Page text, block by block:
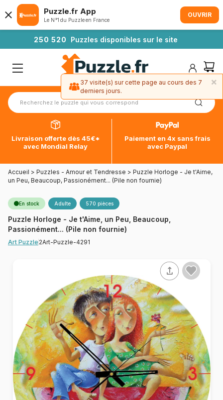
250 520 Puzzles disponibles sur le site
Livraison offerte dès 45€*
avec Mondial Relay
Paiement en 4x sans frais
avec Paypal
Accueil > Puzzles - Amour et Tendresse > Puzzle Horloge - Je t'Aime,
un Peu, Beaucoup, Passionément... (Pile non fournie)
En stock Adulte 570 pièces
Puzzle Horloge - Je t'Aime, un Peu, Beaucoup,
Passionément... (Pile non fournie)
Art Puzzle 2Art-Puzzle-4291
Puzzle.fr App
Le N°1 du Puzzle en France
OUVRIR
×
37 visite(s) sur cette page au cours des 7
derniers jours.